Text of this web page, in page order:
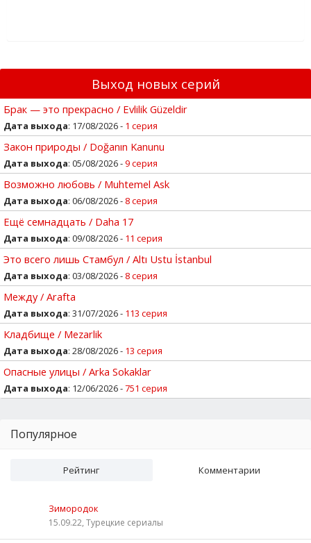
Выход новых серий
Брак — это прекрасно / Evlilik Güzeldir
Дата выхода: 17/08/2026 - 1 серия
Закон природы / Doğanın Kanunu
Дата выхода: 05/08/2026 -9 серия
Возможно любовь / Muhtemel Ask
Дата выхода: 06/08/2026 - 8 серия
Ещё семнадцать / Daha 17
Дата выхода: 09/08/2026 - 11 серия
Это всего лишь Стамбул / Altı Ustu İstanbul
Дата выхода: 03/08/2026 - 8 серия
Между / Arafta
Дата выхода: 31/07/2026 - 113 серия
Кладбище / Mezarlik
Дата выхода: 28/08/2026 - 13 серия
Опасные улицы / Arka Sokaklar
Дата выхода: 12/06/2026 -751 серия
Популярное
Рейтинг Комментарии
Зимородок
15.09.22, Турецкие сериалы